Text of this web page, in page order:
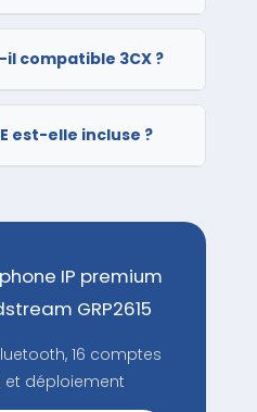
il compatible 3CX ?
est-elle incluse ?
IP premium
GRP2615
16 comptes
et déploiement